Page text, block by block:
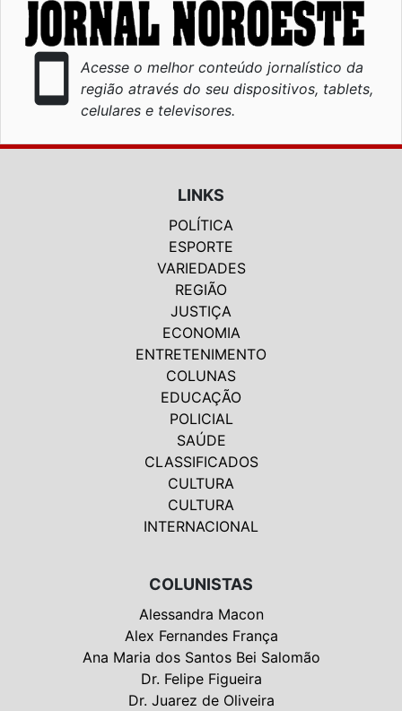
smartphone
Acesse o melhor conteúdo jornalístico da
região através do seu dispositivos, tablets,
celulares e televisores.
LINKS
POLÍTICA
ESPORTE
VARIEDADES
REGIÃO
JUSTIÇA
ECONOMIA
ENTRETENIMENTO
COLUNAS
EDUCAÇÃO
POLICIAL
SAÚDE
CLASSIFICADOS
CULTURA
CULTURA
INTERNACIONAL
COLUNISTAS
Alessandra Macon
Alex Fernandes França
Ana Maria dos Santos Bei Salomão
Dr. Felipe Figueira
Dr. Juarez de Oliveira